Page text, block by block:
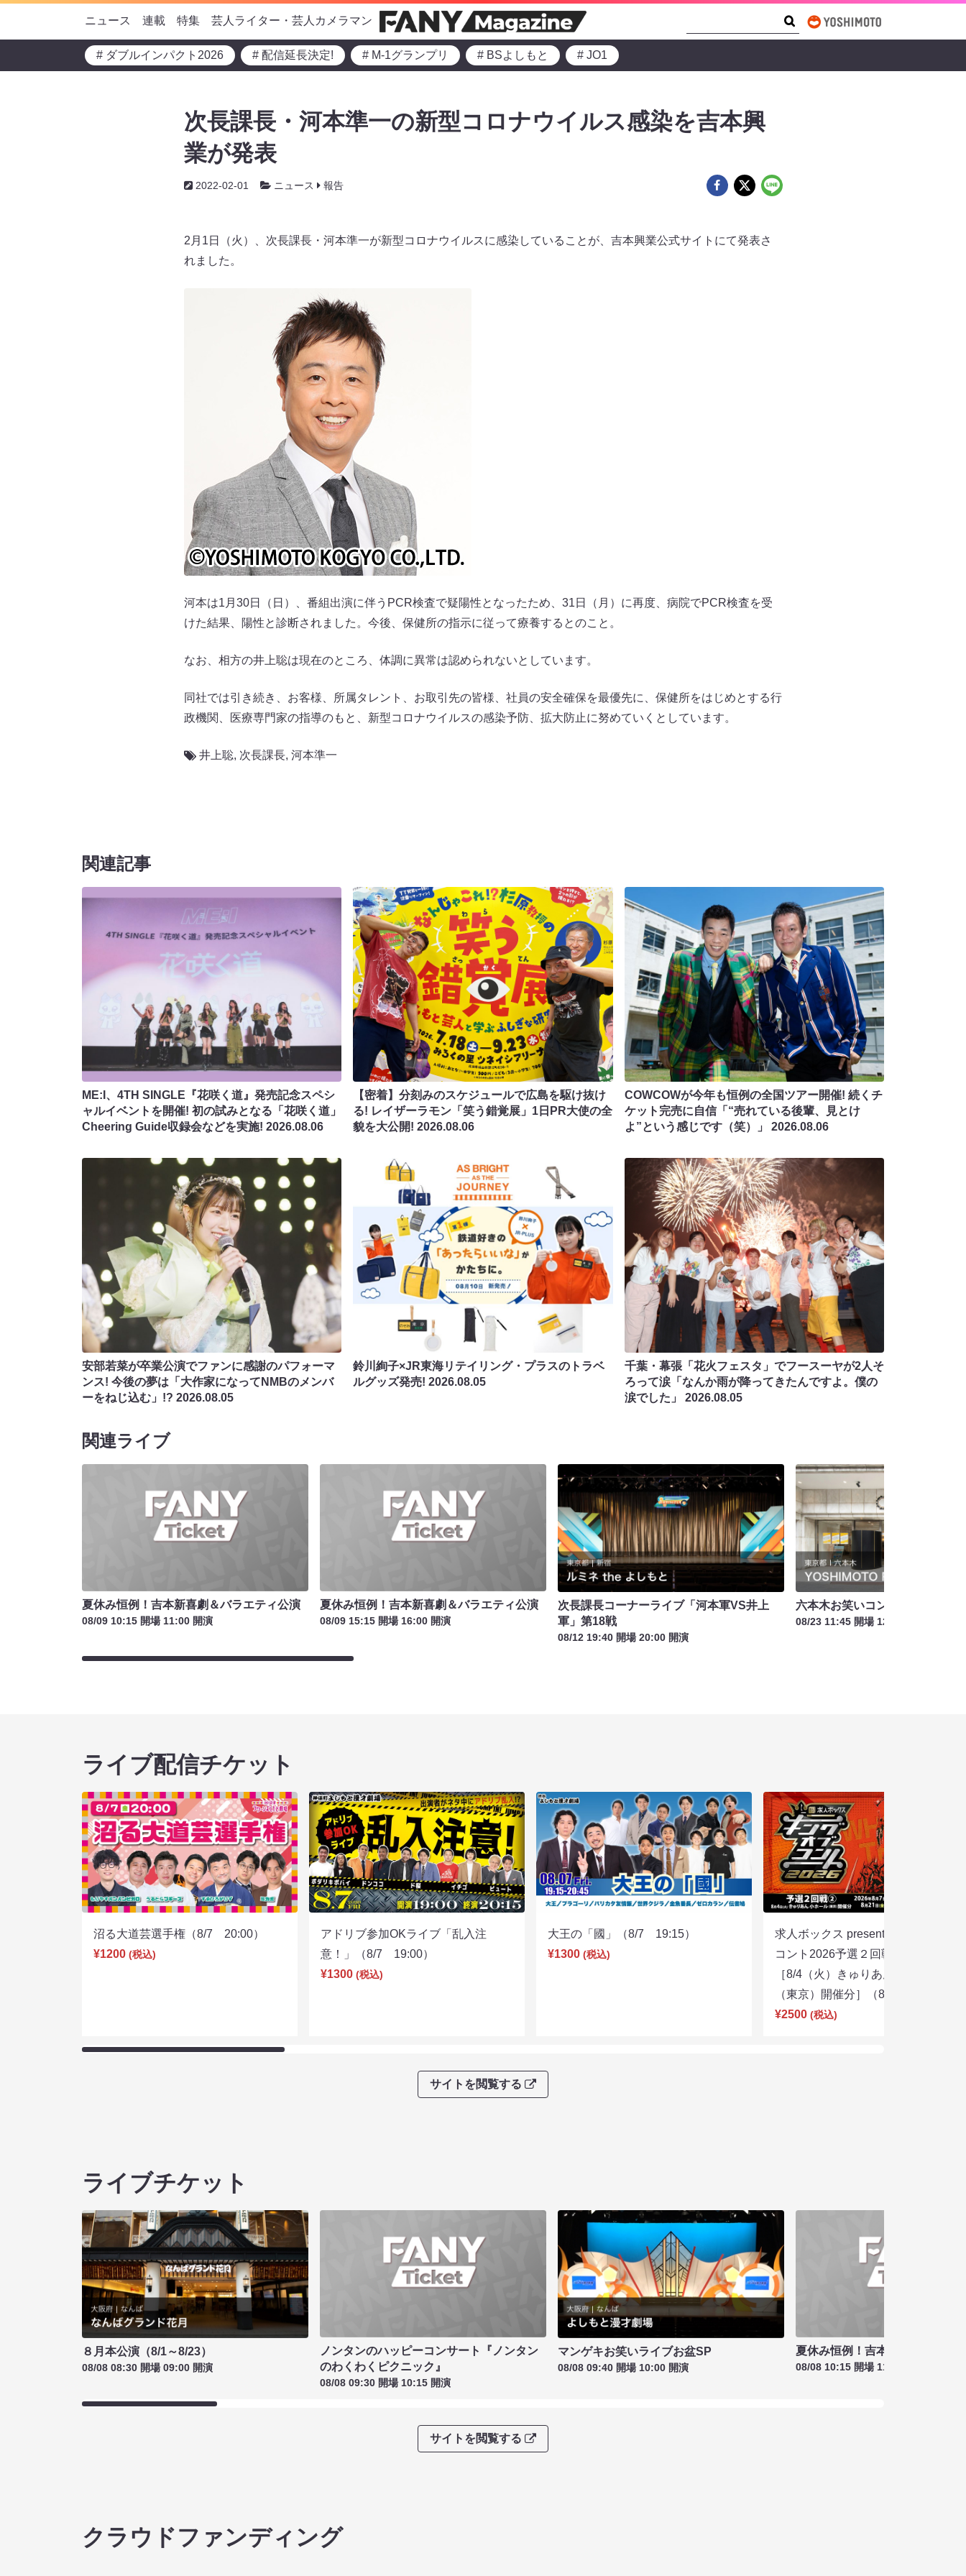
ニュース 連載 特集 芸人ライター・芸人カメラマン
# ダブルインパクト2026 # 配信延長決定! # M-1グランプリ # BSよしもと # JO1
次長課長・河本準一の新型コロナウイルス感染を吉本興
業が発表
2022-02-01 ニュース 報告
2月1日（火）、次長課長・河本準一が新型コロナウイルスに感染していることが、吉本興業公式サイトにて発表さ
れました。
河本は1月30日（日）、番組出演に伴うPCR検査で疑陽性となったため、31日（月）に再度、病院でPCR検査を受
けた結果、陽性と診断されました。今後、保健所の指示に従って療養するとのこと。
なお、相方の井上聡は現在のところ、体調に異常は認められないとしています。
同社では引き続き、お客様、所属タレント、お取引先の皆様、社員の安全確保を最優先に、保健所をはじめとする行
政機関、医療専門家の指導のもと、新型コロナウイルスの感染予防、拡大防止に努めていくとしています。
井上聡, 次長課長, 河本準一
関連記事
ME:I、4TH SINGLE『花咲く道』発売記念スペシ
ャルイベントを開催! 初の試みとなる「花咲く道」
Cheering Guide収録会などを実施! 2026.08.06
【密着】分刻みのスケジュールで広島を駆け抜け
る! レイザーラモン「笑う錯覚展」1日PR大使の全
貌を大公開!2026.08.06
COWCOWが今年も恒例の全国ツアー開催! 続くチ
ケット完売に自信「“売れている後輩、見とけ
よ”という感じです（笑）」 2026.08.06
安部若菜が卒業公演でファンに感謝のパフォーマ
ンス! 今後の夢は「大作家になってNMBのメンバ
ーをねじ込む」!? 2026.08.05
鈴川絢子×JR東海リテイリング・プラスのトラベ
ルグッズ発売!2026.08.05
千葉・幕張「花火フェスタ」でフースーヤが2人そ
ろって涙「なんか雨が降ってきたんですよ。僕の
涙でした」 2026.08.05
関連ライブ
夏休み恒例！吉本新喜劇＆バラエティ公演
08/09 10:15 開場 11:00 開演
夏休み恒例！吉本新喜劇＆バラエティ公演
08/09 15:15 開場 16:00 開演
次長課長コーナーライブ「河本軍VS井上
軍」第18戦
08/12 19:40 開場 20:00 開演
六本木お笑いコントライブ！
08/23 11:45 開場 12:00 開演
ライブ配信チケット
沼る大道芸選手権（8/7 20:00）
¥1200 (税込)
アドリブ参加OKライブ「乱入注
意！」（8/7 19:00）
¥1300 (税込)
大王の「國」（8/7 19:15）
¥1300 (税込)
求人ボックス presents キングオブ
コント2026予選２回戦②
［8/4（火）きゅりあん 小ホール
（東京）開催分］（8/7 18:00）
¥2500 (税込)
サイトを閲覧する
ライブチケット
８月本公演（8/1～8/23）
08/08 08:30 開場 09:00 開演
ノンタンのハッピーコンサート『ノンタン
のわくわくピクニック』
08/08 09:30 開場 10:15 開演
マンゲキお笑いライブお盆SP
08/08 09:40 開場 10:00 開演
夏休み恒例！吉本新喜劇＆バラ
08/08 10:15 開場 11:00 開演
サイトを閲覧する
クラウドファンディング